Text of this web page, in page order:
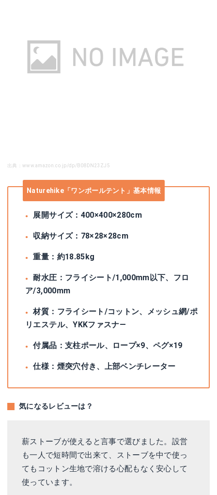
出典：www.amazon.co.jp/dp/B08DN23ZJ5
Naturehike「ワンポールテント」基本情報
展開サイズ：400×400×280cm
収納サイズ：78×28×28cm
重量：約18.85kg
耐水圧：フライシート/1,000mm以下、フロ
ア/3,000mm
材質：フライシート/コットン、メッシュ網/ポ
リエステル、YKKファスナ―
付属品：支柱ポール、ロープ×9、ペグ×19
仕様：煙突穴付き、上部ベンチレーター
気になるレビューは？
薪ストーブが使えると言事で選びました。設営
も一人で短時間で出来て、ストーブを中で使っ
てもコットン生地で溶ける心配もなく安心して
使っています。